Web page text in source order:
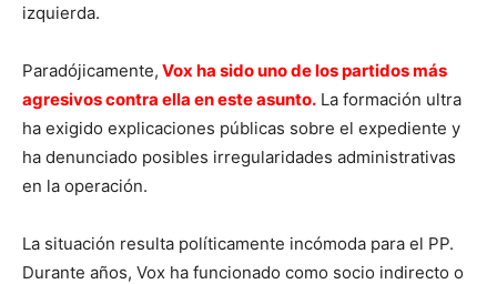
izquierda.
Paradójicamente, Vox ha sido uno de los partidos más
agresivos contra ella en este asunto. La formación ultra
ha exigido explicaciones públicas sobre el expediente y
ha denunciado posibles irregularidades administrativas
en la operación.
La situación resulta políticamente incómoda para el PP.
Durante años, Vox ha funcionado como socio indirecto o